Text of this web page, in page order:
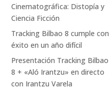
Cinematográfica: Distopía y
Ciencia Ficción
Tracking Bilbao 8 cumple con
éxito en un año difícil
Presentación Tracking Bilbao
8 + «Aló Irantzu» en directo
con Irantzu Varela